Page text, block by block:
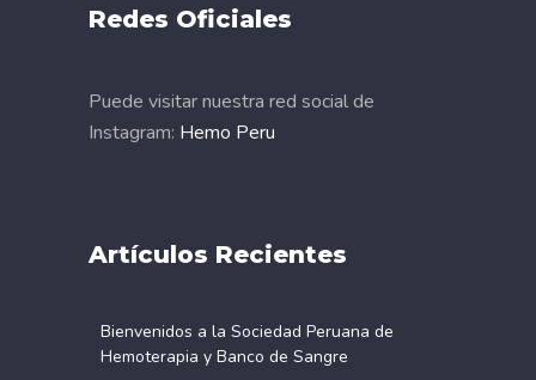
Redes Oficiales
Puede visitar nuestra red social de
Instagram: Hemo Peru
Artículos Recientes
Bienvenidos a la Sociedad Peruana de
Hemoterapia y Banco de Sangre